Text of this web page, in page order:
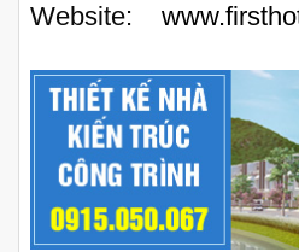
Website: